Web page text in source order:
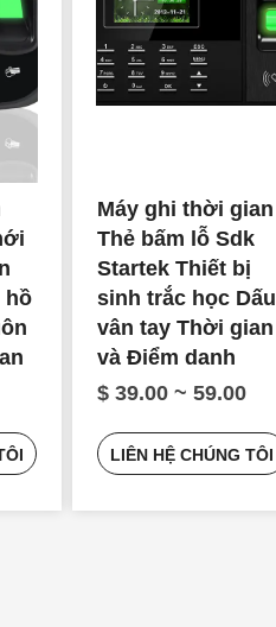
hồ
Máy ghi thời gian
Thẻ bấm lỗ Sdk
Startek Thiết bị
sinh trắc học Dấu
vân tay Thời gian
và Điểm danh
$ 39.00 ~ 59.00
LIÊN HỆ CHÚNG TÔI